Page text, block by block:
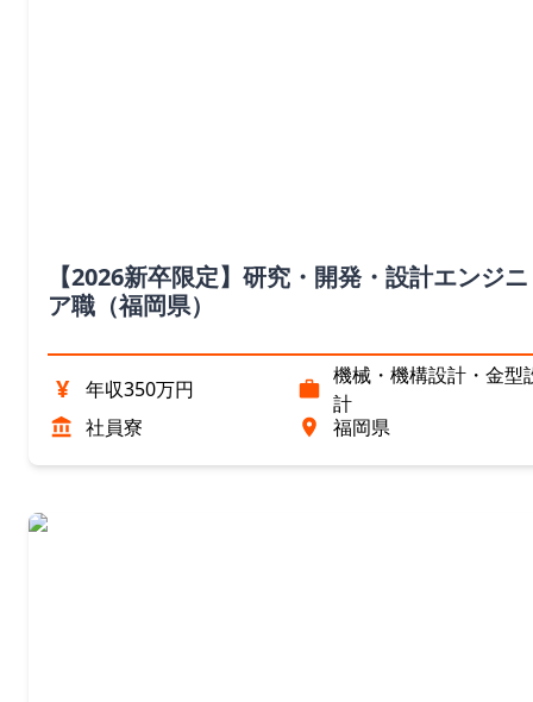
【2026新卒限定】研究・開発・設計エンジニ
ア職（福岡県）
¥ 年収350万円
機械・機構設計・金型
計
社員寮
福岡県